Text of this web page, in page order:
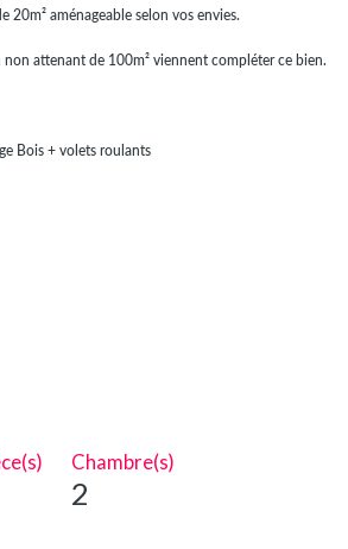
20m² aménageable selon vos envies.
attenant de 100m² viennent compléter ce bien.
Bois + volets roulants
Chambre(s)
2